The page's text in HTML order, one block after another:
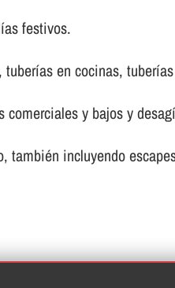
festivos.
en cocinas,
y bajos y
también incluyendo